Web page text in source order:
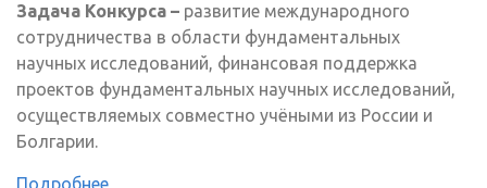
Задача Конкурса – развитие международного
сотрудничества в области фундаментальных
научных исследований, финансовая поддержка
проектов фундаментальных научных исследований,
осуществляемых совместно учёными из России и
Болгарии.
Подробнее